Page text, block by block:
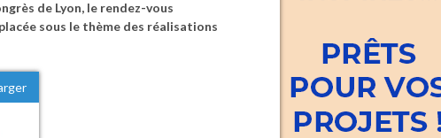
de Lyon, le rendez-vous
sous le thème des réalisations